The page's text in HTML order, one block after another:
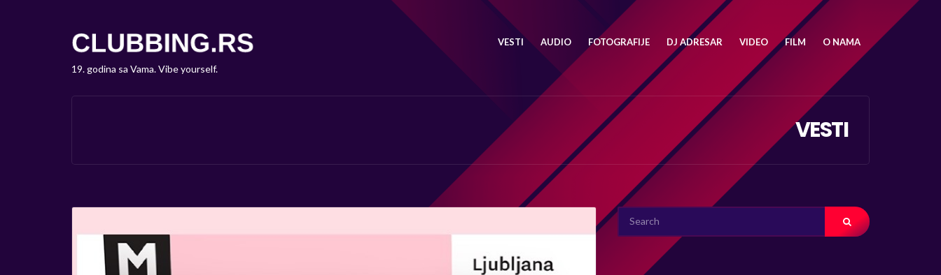
19. godina sa Vama. Vibe yourself.
VESTI AUDIO FOTOGRAFIJE DJ ADRESAR VIDEO FILM O NAMA
VESTI
SEARCH
FOR: